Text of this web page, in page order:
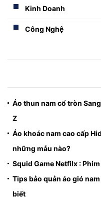
Kinh Doanh
Công Nghệ
Áo thun nam cổ tròn
Z
Áo khoác nam cao cấp
những mẫu nào?
Squid Game Netfilx :
Tips bảo quản áo gió
biết